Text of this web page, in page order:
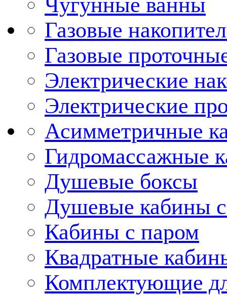
Газовые
Газовые
Электрические
Электрические
Асимметричные
Гидромассажные
Душевые боксы
Душевые кабины
Кабины с паром
Квадратные
Комплектующие